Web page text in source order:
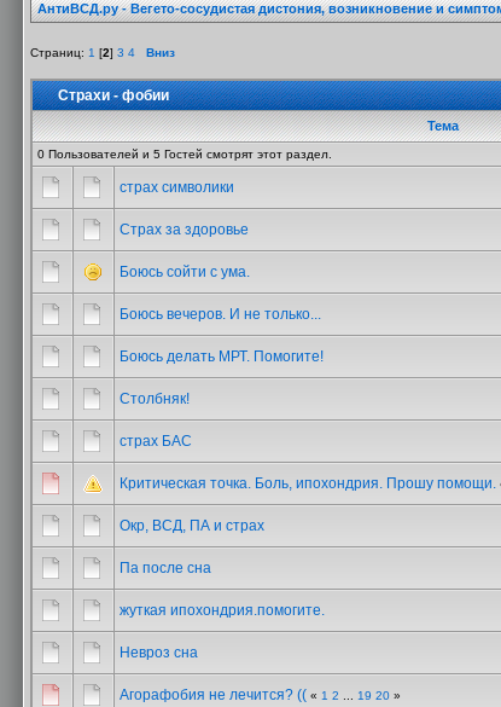
АнтиВСД.ру - Вегето-сосудистая дистония, возникновение и
Страниц: 1 [2] 3 4 Вниз
Страхи - фобии
Тема
0 Пользователей и 5 Гостей смотрят этот раздел.
страх символики
Страх за здоровье
Боюсь сойти с ума.
Боюсь вечеров. И не только...
Боюсь делать МРТ. Помогите!
Столбняк!
страх БАС
Критическая точка. Боль, ипохондрия. Прошу помощи.
Окр, ВСД, ПА и страх
Па после сна
жуткая ипохондрия.помогите.
Невроз сна
Агорафобия не лечится? (( « 1 2 19 20 »